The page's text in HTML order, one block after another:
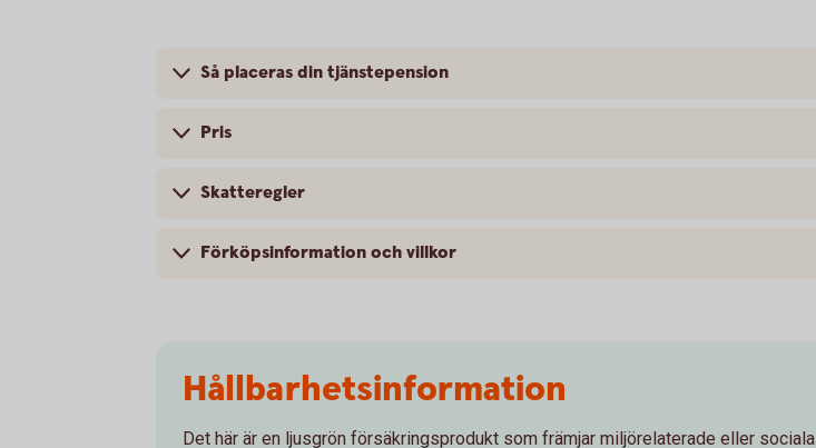
Så placeras din tjänstepension
Pris
Skatteregler
Förköpsinformation och villkor
Hållbarhetsinformation
Det här är en ljusgrön försäkringsprodukt som främjar miljörelaterade eller sociala